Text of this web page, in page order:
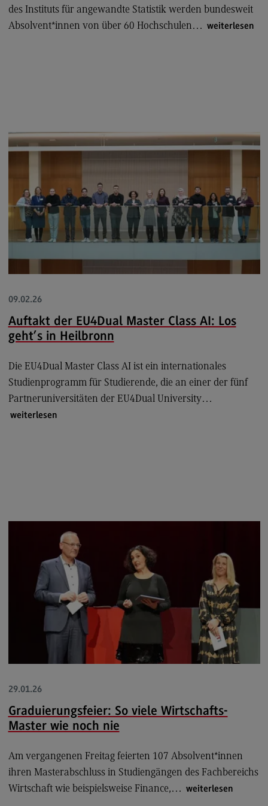
Modulangebot
Berufsperspektiven
Digitalisierung in der Sozialen Arbeit
Digitalisierung in der Sozialen Arbeit
Modulangebot
Kontakt
Elektrotechnik und Informationstechnik
Elektrotechnik und Informationstechnik
Profil-O-Mat Elektrotechnik und
(External link)
Rahmenbedingungen
Modulangebot
Berufsperspektiven
Berufsperspektiven
Kontakt
Executive Engineering
Executive Engineering
Modulangebot
Besonderheiten und Highlights
Berufsperspektiven
Finance
Finance
Berufsperspektiven
Kontakt
des Instituts für angewandte Statistik werden bundesweit
Absolvent*innen von über 60 Hochschulen… weiterlesen
09.02.26
Auftakt der EU4Dual Master Class AI: Los
geht’s in Heilbronn
Die EU4Dual Master Class AI ist ein internationales
Studienprogramm für Studierende, die an einer der fünf
Partneruniversitäten der EU4Dual University…
weiterlesen
29.01.26
Graduierungsfeier: So viele Wirtschafts-
Master wie noch nie
Am vergangenen Freitag feierten 107 Absolvent*innen
ihren Masterabschluss in Studiengängen des Fachbereichs
Wirtschaft wie beispielsweise Finance,… weiterlesen